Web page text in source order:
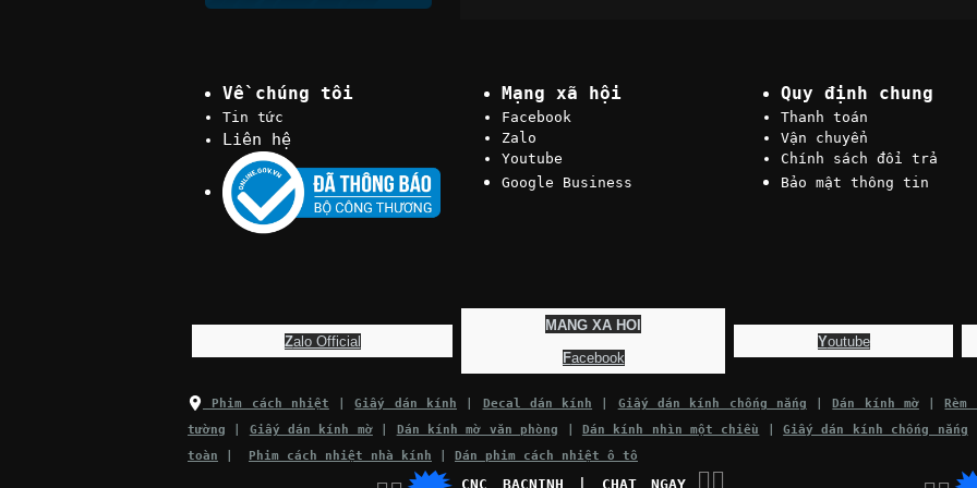
Về chúng tôi
Tin tức
Liên hệ
Mạng xã hội
Facebook
Zalo
Youtube
Google Business
Quy định chung
Thanh toán
Vận chuyển
Chính sách đổi trả
Bảo mật thông tin
Zalo Official
MANG XA HOI
Facebook
Youtube
Phim cách nhiệt |Giấy dán kính Decal dán kính Giấy dán kính chống nắng |Dán kính mờ |
tường
Giấy dán kính mờ Dán kính mờ văn phòng Dán kính nhìn một chiều |Giấy dán kính chống nắng
toàn
Phim cách nhiệt nhà kính Dán phim cách nhiệt ô tô
CNC BACNINH | CHAT NGAY 👉🏽